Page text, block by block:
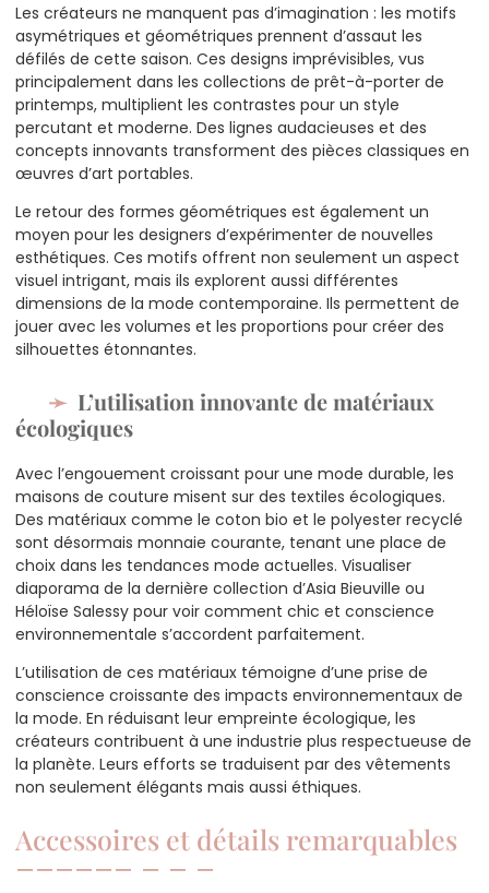
Les créateurs ne manquent pas d’imagination : les motifs
asymétriques et géométriques prennent d’assaut les
défilés de cette saison. Ces designs imprévisibles, vus
principalement dans les collections de prêt-à-porter de
printemps, multiplient les contrastes pour un style
percutant et moderne. Des lignes audacieuses et des
concepts innovants transforment des pièces classiques en
œuvres d’art portables.
Le retour des formes géométriques est également un
moyen pour les designers d’expérimenter de nouvelles
esthétiques. Ces motifs offrent non seulement un aspect
visuel intrigant, mais ils explorent aussi différentes
dimensions de la mode contemporaine. Ils permettent de
jouer avec les volumes et les proportions pour créer des
silhouettes étonnantes.
L’utilisation innovante de matériaux
écologiques
Avec l’engouement croissant pour une mode durable, les
maisons de couture misent sur des textiles écologiques.
Des matériaux comme le coton bio et le polyester recyclé
sont désormais monnaie courante, tenant une place de
choix dans les tendances mode actuelles. Visualiser
diaporama de la dernière collection d’Asia Bieuville ou
Héloïse Salessy pour voir comment chic et conscience
environnementale s’accordent parfaitement.
L’utilisation de ces matériaux témoigne d’une prise de
conscience croissante des impacts environnementaux de
la mode. En réduisant leur empreinte écologique, les
créateurs contribuent à une industrie plus respectueuse de
la planète. Leurs efforts se traduisent par des vêtements
non seulement élégants mais aussi éthiques.
Accessoires et détails remarquables